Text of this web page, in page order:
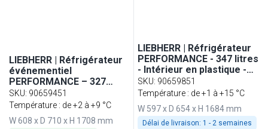
LIEBHERR | Réfrigérateur
événementiel
PERFORMANCE – 327
litres – intérieur en
plastique – avec arceau
porte – blanc
SKU: 90659451
Température : de +2 à +9 °C
W 608 x D 710 x H 1708 mm
LIEBHERR | Réfrigérateur
PERFORMANCE - 347 litres
- Intérieur en plastique -
Avec 1 porte en verre -
Noir
SKU: 90659851
Température : de +1 à +15 °C
W 597 x D 654 x H 1684 mm
Délai de livraison: 1 - 2 semaines